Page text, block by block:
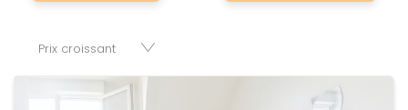
appartements, maisons, immeubles, terrains et murs.